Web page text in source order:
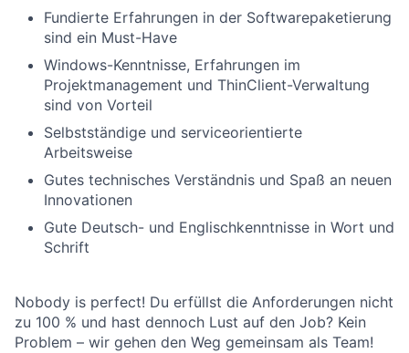
Fundierte Erfahrungen in der Softwarepaketierung
sind ein Must-Have
Windows-Kenntnisse, Erfahrungen im
Projektmanagement und ThinClient-Verwaltung
sind von Vorteil
Selbstständige und serviceorientierte
Arbeitsweise
Gutes technisches Verständnis und Spaß an neuen
Innovationen
Gute Deutsch- und Englischkenntnisse in Wort und
Schrift
Nobody is perfect! Du erfüllst die Anforderungen nicht
zu 100 % und hast dennoch Lust auf den Job? Kein
Problem – wir gehen den Weg gemeinsam als Team!